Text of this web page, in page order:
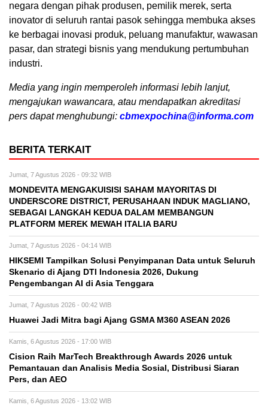
negara dengan pihak produsen, pemilik merek, serta
inovator di seluruh rantai pasok sehingga membuka akses
ke berbagai inovasi produk, peluang manufaktur, wawasan
pasar, dan strategi bisnis yang mendukung pertumbuhan
industri.
Media yang ingin memperoleh informasi lebih lanjut,
mengajukan wawancara, atau mendapatkan akreditasi
pers dapat menghubungi: cbmexpochina@informa.com
BERITA TERKAIT
Jumat, 7 Agustus 2026 - 09:32 WIB
MONDEVITA MENGAKUISISI SAHAM MAYORITAS DI
UNDERSCORE DISTRICT, PERUSAHAAN INDUK MAGLIANO,
SEBAGAI LANGKAH KEDUA DALAM MEMBANGUN
PLATFORM MEREK MEWAH ITALIA BARU
Jumat, 7 Agustus 2026 - 04:14 WIB
HIKSEMI Tampilkan Solusi Penyimpanan Data untuk Seluruh
Skenario di Ajang DTI Indonesia 2026, Dukung
Pengembangan AI di Asia Tenggara
Jumat, 7 Agustus 2026 - 00:42 WIB
Huawei Jadi Mitra bagi Ajang GSMA M360 ASEAN 2026
Kamis, 6 Agustus 2026 - 17:00 WIB
Cision Raih MarTech Breakthrough Awards 2026 untuk
Pemantauan dan Analisis Media Sosial, Distribusi Siaran
Pers, dan AEO
Kamis, 6 Agustus 2026 - 13:02 WIB